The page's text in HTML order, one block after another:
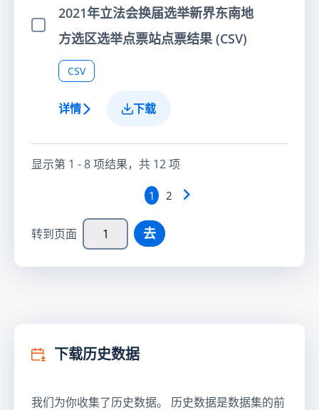
选择项目
2021年立法会换届选举新界东南地
方选区选举点票站点票结果 (CSV)
CSV
详情 下载
显示第 1 - 8项结果，共 12项
1 2
转到页面 去
下载历史数据
我们为你收集了历史数据。 历史数据是数据集的前